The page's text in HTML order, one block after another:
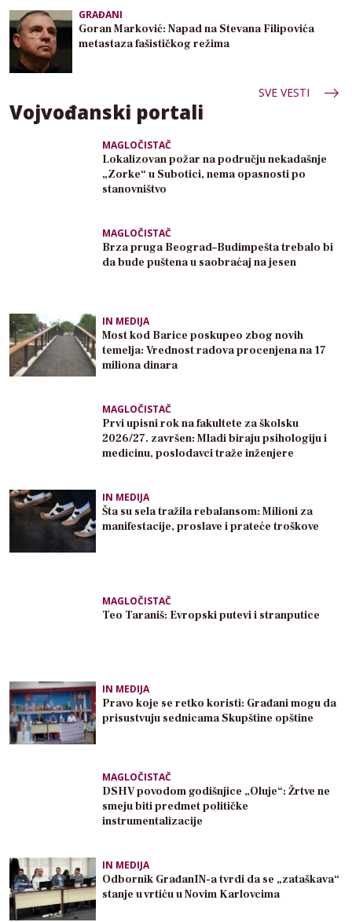
GRAĐANI
Goran Marković: Napad na Stevana Filipovića
metastaza fašističkog režima
SVE VESTI
Vojvođanski portali
MAGLOČISTAČ
Lokalizovan požar na području nekadašnje
„Zorke“ u Subotici, nema opasnosti po
stanovništvo
MAGLOČISTAČ
Brza pruga Beograd–Budimpešta trebalo bi
da bude puštena u saobraćaj na jesen
IN MEDIJA
Most kod Barice poskupeo zbog novih
temelja: Vrednost radova procenjena na 17
miliona dinara
MAGLOČISTAČ
Prvi upisni rok na fakultete za školsku
2026/27. završen: Mladi biraju psihologiju i
medicinu, poslodavci traže inženjere
IN MEDIJA
Šta su sela tražila rebalansom: Milioni za
manifestacije, proslave i prateće troškove
MAGLOČISTAČ
Teo Taraniš: Evropski putevi i stranputice
IN MEDIJA
Pravo koje se retko koristi: Građani mogu da
prisustvuju sednicama Skupštine opštine
MAGLOČISTAČ
DSHV povodom godišnjice „Oluje“: Žrtve ne
smeju biti predmet političke
instrumentalizacije
IN MEDIJA
Odbornik GrađanIN-a tvrdi da se „zataškava“
stanje u vrtiću u Novim Karlovcima